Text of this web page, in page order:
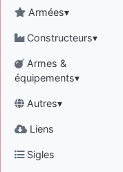
Armées▾
Constructeurs▾
Armes &
équipements▾
Autres▾
Liens
Sigles